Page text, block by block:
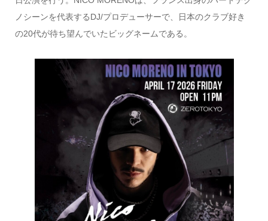
ノシーンを代表するDJ/プロデューサーで、日本のクラブ好き
の20代が待ち望んでいたビッグネームである。